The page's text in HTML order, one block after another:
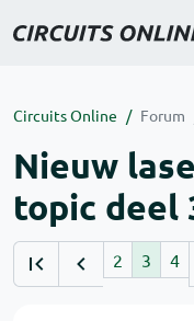
Circuits Online Forum
Nieuw
topic deel
2 3 4